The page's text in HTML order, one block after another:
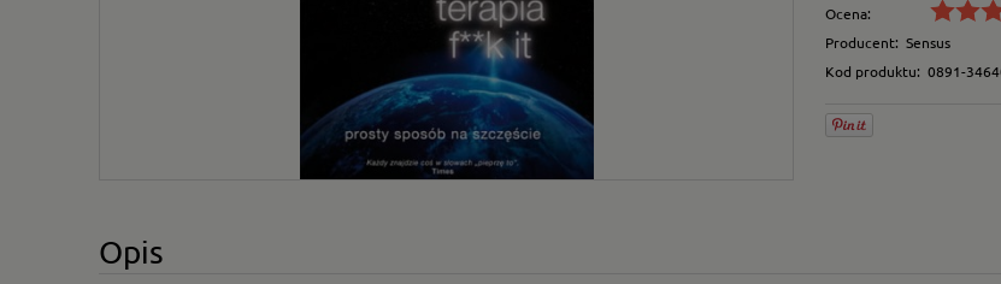
Ocena:
Producent: Sensus
Kod produktu: 0891-
Opis